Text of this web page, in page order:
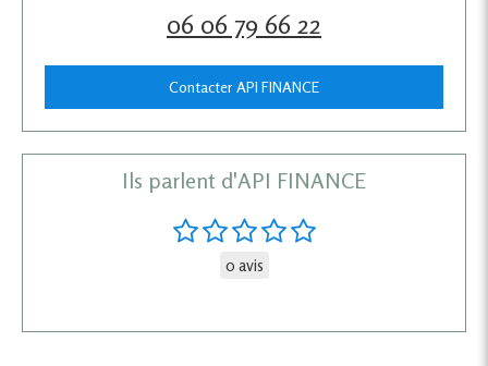
06 06 79 66 22
Contacter API FINANCE
Ils parlent d'API FINANCE
0 avis